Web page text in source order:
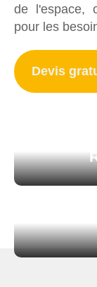
Encaissement
Surveillance
de l'espace,
pour les
Devis